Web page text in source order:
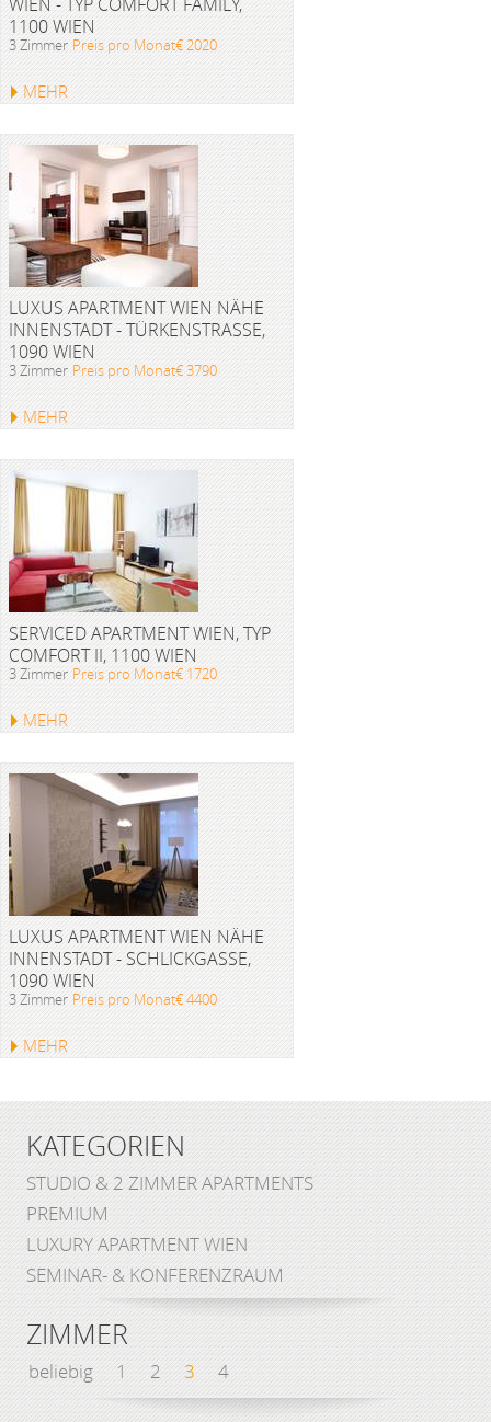
1100 WIEN
3 Zimmer Preis pro Monat€ 2020
MEHR
LUXUS APARTMENT WIEN NÄHE
INNENSTADT - TÜRKENSTRASSE, 1
090 WIEN
3 Zimmer Preis pro Monat€ 3790
MEHR
SERVICED APARTMENT WIEN, TYP
COMFORT II, 1100 WIEN
3 Zimmer Preis pro Monat€ 1720
MEHR
LUXUS APARTMENT WIEN NÄHE
INNENSTADT - SCHLICKGASSE,
1090 WIEN
3 Zimmer Preis pro Monat€ 4400
MEHR
KATEGORIEN
STUDIO & 2 ZIMMER APARTMENTS
PREMIUM
LUXURY APARTMENT WIEN
SEMINAR- & KONFERENZRAUM
ZIMMER
beliebig 1 2 3 4